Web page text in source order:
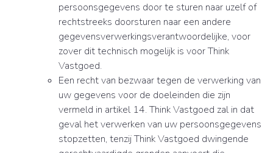
persoonsgegevens door te sturen naar uzelf of
rechtstreeks doorsturen naar een andere
gegevensverwerkingsverantwoordelijke, voor
zover dit technisch mogelijk is voor Think
Vastgoed.
Een recht van bezwaar tegen de verwerking van
uw gegevens voor de doeleinden die zijn
vermeld in artikel 14. Think Vastgoed zal in dat
geval het verwerken van uw persoonsgegevens
stopzetten, tenzij Think Vastgoed dwingende